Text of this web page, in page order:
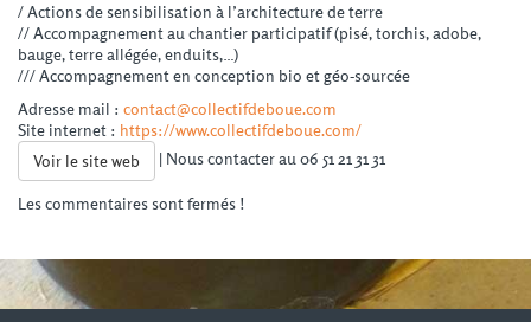
/ Actions de sensibilisation à l’architecture de terre
// Accompagnement au chantier participatif (pisé, torchis, adobe,
bauge, terre allégée, enduits,…)
/// Accompagnement en conception bio et géo-sourcée
Adresse mail : contact@collectifdeboue.com
Site internet : https://www.collectifdeboue.com/
Voir le site web
| Nous contacter au 06 51 21 31 31
Les commentaires sont fermés !